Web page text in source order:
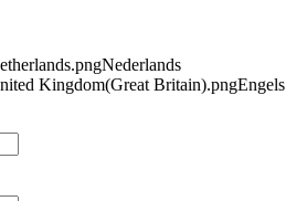
Nederlands
Engels